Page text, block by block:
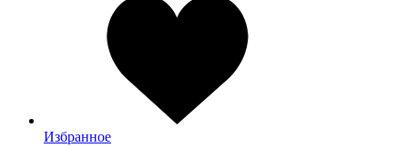
Избранное